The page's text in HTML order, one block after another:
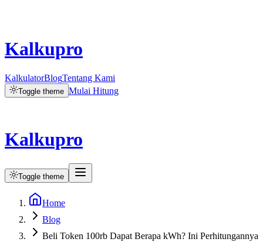
Kalkupro
KalkulatorBlogTentang Kami
Toggle theme Mulai Hitung
Kalkupro
Toggle theme
Home
Blog
Beli Token 100rb Dapat Berapa kWh? Ini Perhitungannya